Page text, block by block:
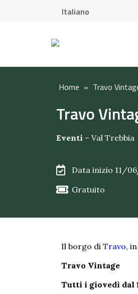
Italiano
Home » Travo
Travo
Eventi – Val Trebbia
Data inizio 11/
Gratuito
Il borgo di Travo,
Travo Vintage
Tutti i giovedì dal